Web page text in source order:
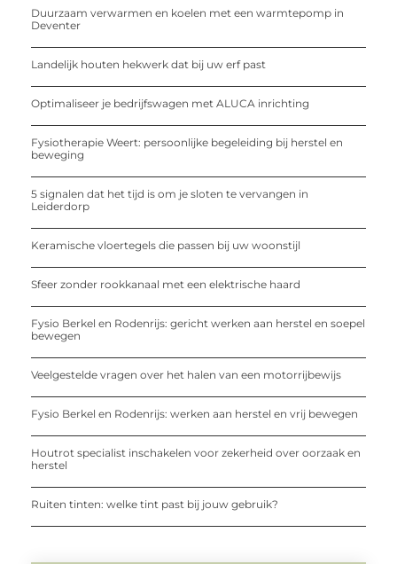
Duurzaam verwarmen en koelen met een warmtepomp in
Deventer
Landelijk houten hekwerk dat bij uw erf past
Optimaliseer je bedrijfswagen met ALUCA inrichting
Fysiotherapie Weert: persoonlijke begeleiding bij herstel en
beweging
5 signalen dat het tijd is om je sloten te vervangen in
Leiderdorp
Keramische vloertegels die passen bij uw woonstijl
Sfeer zonder rookkanaal met een elektrische haard
Fysio Berkel en Rodenrijs: gericht werken aan herstel en soepel
bewegen
Veelgestelde vragen over het halen van een motorrijbewijs
Fysio Berkel en Rodenrijs: werken aan herstel en vrij bewegen
Houtrot specialist inschakelen voor zekerheid over oorzaak en
herstel
Ruiten tinten: welke tint past bij jouw gebruik?